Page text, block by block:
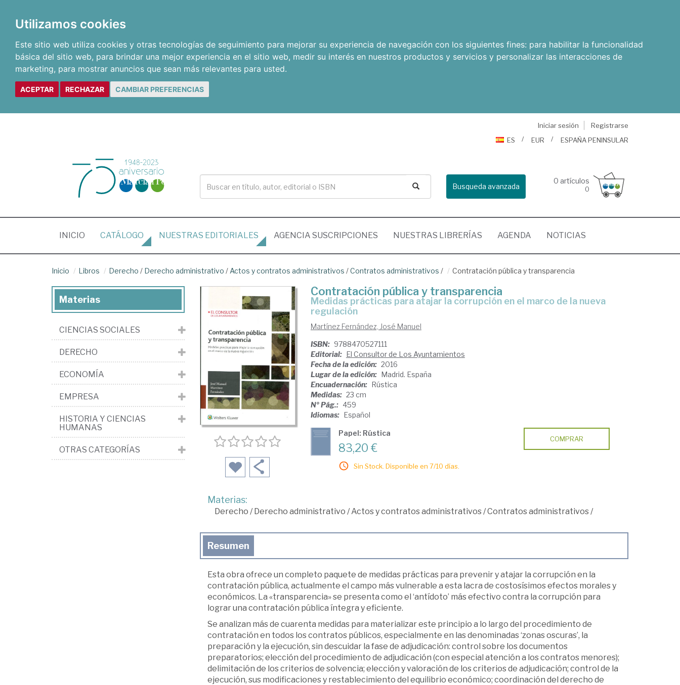
Utilizamos cookies
Este sitio web utiliza cookies y otras tecnologías de seguimiento para mejorar su experiencia de navegación con los siguientes fines: para habilitar la funcionalidad
básica del sitio web, para brindar una mejor experiencia en el sitio web, medir su interés en nuestros productos y servicios y personalizar las interacciones de
marketing, para mostrar anuncios que sean más relevantes para usted.
ACEPTAR RECHAZAR CAMBIAR PREFERENCIAS
Iniciar sesión
Registrarse
ES
EUR ESPAÑA PENINSULAR
Busqueda avanzada
0 artículos
0
INICIO (CURRENT)
CATÁLOGO NUESTRAS EDITORIALES AGENCIA SUSCRIPCIONES NUESTRAS LIBRERÍAS AGENDA NOTICIAS
Inicio Libros Derecho / Derecho administrativo / Actos y contratos administrativos /Contratos administrativos / Contratación pública y transparencia
Contratación pública y transparencia
medidas prácticas para atajar la corrupción en el marco de la nueva
regulación
Martínez Fernández, José Manuel
ISBN: 9788470527111
Editorial: El Consultor de Los Ayuntamientos
Fecha de la edición: 2016
Lugar de la edición: Madrid. España
Encuadernación: Rústica
Medidas: 23 cm
Nº Pág.: 459
Idiomas: Español
Papel: Rústica
83,20 €
Sin Stock. Disponible en 7/10 días.
COMPRAR
Materias:
Derecho /Derecho administrativo /Actos y contratos administrativos/Contratos administrativos/
Resumen
Esta obra ofrece un completo paquete de medidas prácticas para prevenir y atajar la corrupción en la
contratación pública, actualmente el campo más vulnerable a esta lacra de costosísimos efectos morales y
económicos. La «transparencia» se presenta como el ‘antídoto’ más efectivo contra la corrupción para
lograr una contratación pública íntegra y eficiente.
Se analizan más de cuarenta medidas para materializar este principio a lo largo del procedimiento de
contratación en todos los contratos públicos, especialmente en las denominadas ‘zonas oscuras’, la
preparación y la ejecución, sin descuidar la fase de adjudicación: control sobre los documentos
preparatorios; elección del procedimiento de adjudicación (con especial atención a los contratos menores);
delimitación de los criterios de solvencia; elección y valoración de los criterios de adjudicación; control de la
ejecución, sus modificaciones y restablecimiento del equilibrio económico; coordinación del derecho de
Materias
CIENCIAS SOCIALES
DERECHO
ECONOMÍA
EMPRESA
HISTORIA Y CIENCIAS
HUMANAS
OTRAS CATEGORÍAS